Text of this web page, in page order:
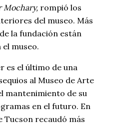
Mochary,rompió los
del museo. Más
la fundación están
museo.
es el último de una
al Museo de Arte
mantenimiento de su
en el futuro. En
Tucson recaudó más